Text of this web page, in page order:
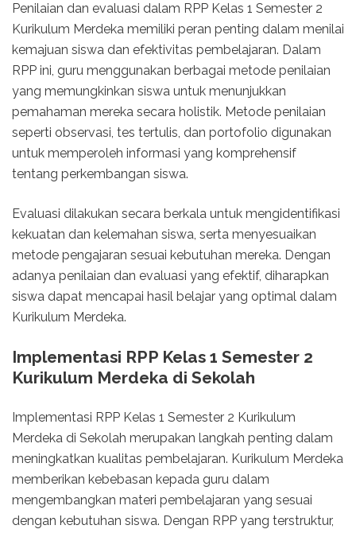
Penilaian dan evaluasi dalam RPP Kelas 1 Semester 2
Kurikulum Merdeka memiliki peran penting dalam menilai
kemajuan siswa dan efektivitas pembelajaran. Dalam
RPP ini, guru menggunakan berbagai metode penilaian
yang memungkinkan siswa untuk menunjukkan
pemahaman mereka secara holistik. Metode penilaian
seperti observasi, tes tertulis, dan portofolio digunakan
untuk memperoleh informasi yang komprehensif
tentang perkembangan siswa.
Evaluasi dilakukan secara berkala untuk mengidentifikasi
kekuatan dan kelemahan siswa, serta menyesuaikan
metode pengajaran sesuai kebutuhan mereka. Dengan
adanya penilaian dan evaluasi yang efektif, diharapkan
siswa dapat mencapai hasil belajar yang optimal dalam
Kurikulum Merdeka.
Implementasi RPP Kelas 1 Semester 2
Kurikulum Merdeka di Sekolah
Implementasi RPP Kelas 1 Semester 2 Kurikulum
Merdeka di Sekolah merupakan langkah penting dalam
meningkatkan kualitas pembelajaran. Kurikulum Merdeka
memberikan kebebasan kepada guru dalam
mengembangkan materi pembelajaran yang sesuai
dengan kebutuhan siswa. Dengan RPP yang terstruktur,